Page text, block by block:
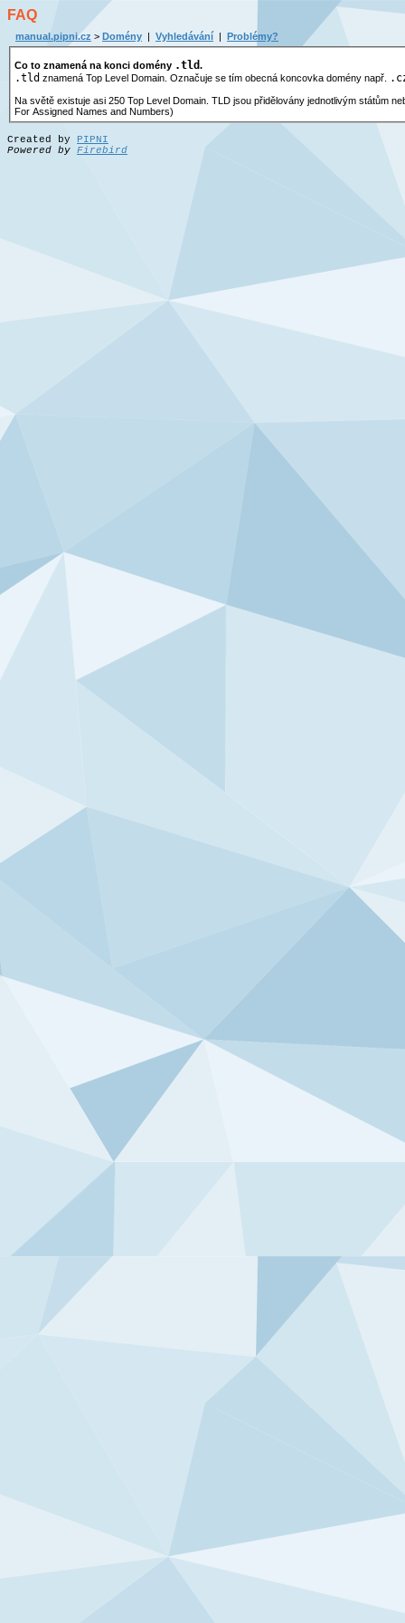
FAQ
manual.pipni.cz > Domény | Vyhledávání | Problémy?
Co to znamená na konci domény .tld.
.tld znamená Top Level Domain. Označuje se tím obecná koncovka domény např.
Na světě existuje asi 250 Top Level Domain. TLD jsou přidělovány jednotlivým státům nebo teritoriím na základě rozhodnutí Světové Registrační Autority, společnosti ICANN (Internet Corporation
For Assigned Names and Numbers)
Created by PIPNI
Powered by Firebird